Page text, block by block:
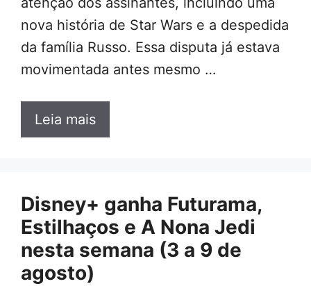
nova história de Star Wars e a despedida
da família Russo. Essa disputa já estava
movimentada antes mesmo …
Leia mais
Disney+ ganha Futurama,
Estilhaços e A Nona Jedi
nesta semana (3 a 9 de
agosto)